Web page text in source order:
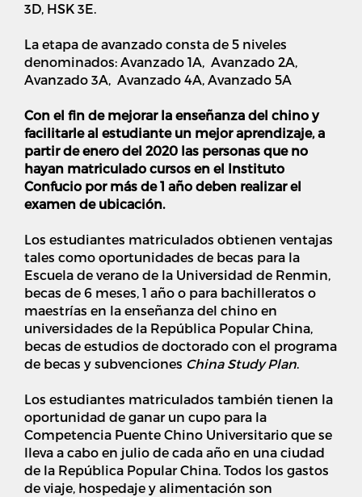
3D, HSK 3E.
La etapa de avanzado consta de 5 niveles
denominados: Avanzado 1A, Avanzado 2A,
Avanzado 3A, Avanzado 4A, Avanzado 5A
Con el fin de mejorar la enseñanza del chino y
facilitarle al estudiante un mejor aprendizaje, a
partir de enero del 2020 las personas que no
hayan matriculado cursos en el Instituto
Confucio por más de 1 año deben realizar el
examen de ubicación.
Los estudiantes matriculados obtienen ventajas
tales como oportunidades de becas para la
Escuela de verano de la Universidad de Renmin,
becas de 6 meses, 1 año o para bachilleratos o
maestrías en la enseñanza del chino en
universidades de la República Popular China,
becas de estudios de doctorado con el programa
de becas y subvenciones China Study Plan.
Los estudiantes matriculados también tienen la
oportunidad de ganar un cupo para la
Competencia Puente Chino Universitario que se
lleva a cabo en julio de cada año en una ciudad
de la República Popular China. Todos los gastos
de viaje, hospedaje y alimentación son